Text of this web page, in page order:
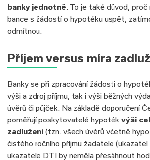
banky jednotně. To je také důvod,
bance s žádostí o hypotéku uspět,
odmítnou.
Příjem versus míra
Banky se při zpracování žádosti o
výši a zdroj příjmu, tak i výši běžných
úvěrů či půjček. Na základě doporučení
poměřují poskytovatelé hypoték výši
zadlužení(tzn. všech úvěrů včetně
čistého ročního příjmu žadatele
ukazatele DTI by neměla přesáhnout